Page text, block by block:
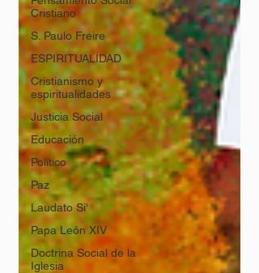
Cristiano
S. Paulo Freire
ESPIRITUALIDAD
Cristianismo y
espiritualidades
Justicia Social
Educación
Político
Paz
Laudato Si'
Papa León XIV
Doctrina Social de la
Iglesia